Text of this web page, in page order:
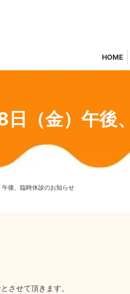
HOME
日（金）午後
後、臨時休診のお知らせ
させて頂きます。